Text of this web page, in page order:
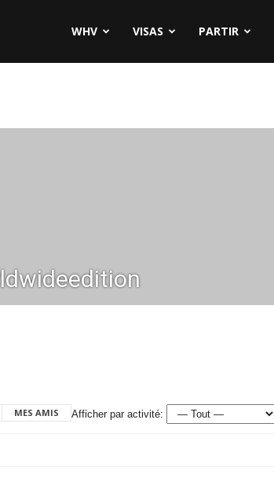
WHV VISAS PARTIR
MES AMIS Afficher par activité: